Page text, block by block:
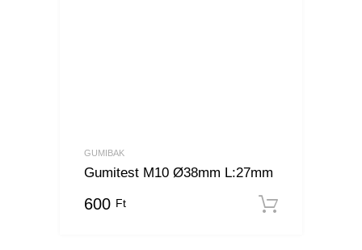
GUMIBAK
Gumitest M10 Ø38mm L:27mm
600 Ft